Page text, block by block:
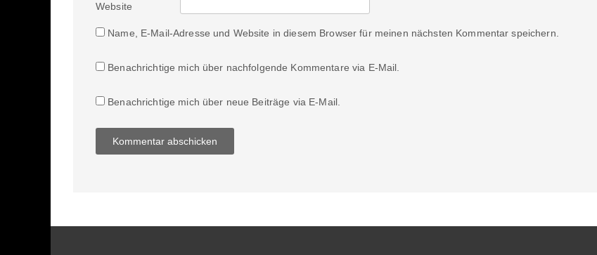
Website
Name, E-Mail-Adresse und Website in diesem Browser für meinen nächsten Kommentar speichern.
Benachrichtige mich über nachfolgende Kommentare via E-Mail.
Benachrichtige mich über neue Beiträge via E-Mail.